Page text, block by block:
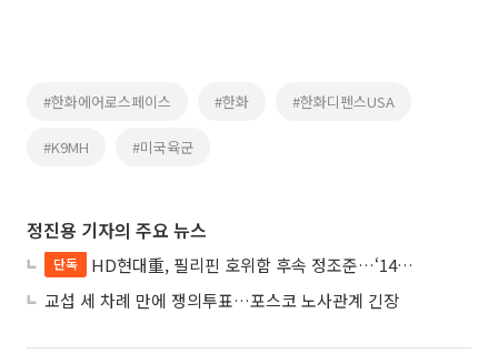
#한화에어로스페이스 #한화 #한화디펜스USA
#K9MH #미국육군
정진용 기자의 주요 뉴스
단독
HD현대重, 필리핀 호위함 후속 정조준…‘14척+α’ 싹쓸이 노린다
교섭 세 차례 만에 쟁의투표…포스코 노사관계 긴장